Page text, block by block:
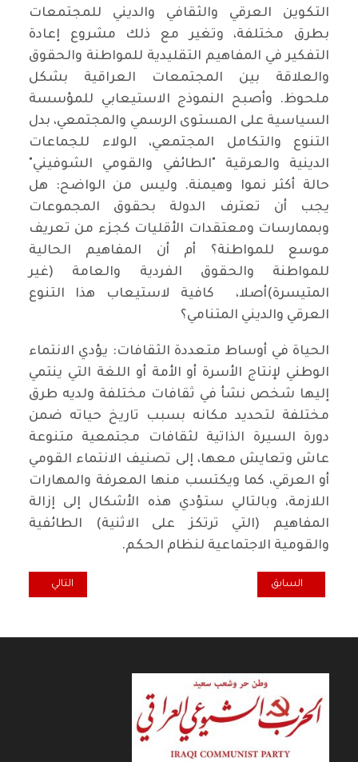
التكوين العرقي والثقافي والديني للمجتمعات
بطرق مختلفة، وتغير مع ذلك مشروع إعادة
التفكير في المفاهيم التقليدية للمواطنة والحقوق
والعلاقة بين المجتمعات العراقية بشكل
ملحوظ. وأصبح النموذج الاستيعابي للمؤسسة
السياسية على المستوى الرسمي والمجتمعي، بدل
التنوع والتكامل المجتمعي، الولاء للجماعات
الدينية والعرقية "الطائفي والقومي الشوفيني"
حالة أكثر نموا وهيمنة. وليس من الواضح: هل
يجب أن تعترف الدولة بحقوق المجموعات
وبممارسات ومعتقدات الأقليات كجزء من تعريف
موسع للمواطنة؟ أم أن المفاهيم الحالية
للمواطنة والحقوق الفردية والعامة (غير
المتيسرة)أصلا، كافية لاستيعاب هذا التنوع
العرقي والديني المتنامي؟
الحياة في أوساط متعددة الثقافات: يؤدي الانتماء
الوطني لإنتاج الأسرة أو الأمة أو اللغة التي ينتمي
إليها شخص نشأ في ثقافات مختلفة ولديه طرق
مختلفة لتحديد مكانه بسبب تاريخ حياته ضمن
دورة السيرة الذاتية لثقافات مجتمعية متنوعة
عاش وتعايش معها، إلى تصنيف الانتماء القومي
أو العرقي، كما ويكتسب منها المعرفة والمهارات
اللازمة، وبالتالي ستؤدي هذه الأشكال إلى إزالة
المفاهيم (التي ترتكز على الاثنية) الطائفية
والقومية الاجتماعية لنظام الحكم.
المقال السابق: جريمة التجسس والجهد الإستخباري في القانون الجنائي
السابق المقال التالي:
التالي